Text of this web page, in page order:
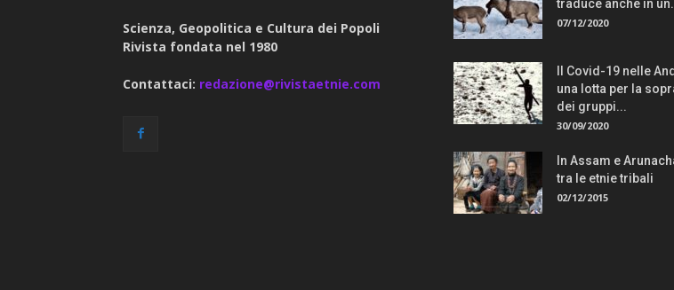
Scienza, Geopolitica e Cultura dei Popoli
Rivista fondata nel 1980
Contattaci: redazione@rivistaetnie.com
traduce anche in
07/12/2020
Il Covid-19 nelle
una lotta per la
dei gruppi...
30/09/2020
In Assam e
tra le etnie tribali
02/12/2015